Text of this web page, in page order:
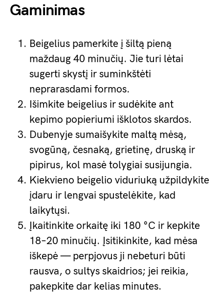
Gaminimas
Beigelius pamerkite į šiltą pieną
maždaug 40 minučių. Jie turi lėtai
sugerti skystį ir suminkštėti
neprarasdami formos.
Išimkite beigelius ir sudėkite ant
kepimo popieriumi išklotos skardos.
Dubenyje sumaišykite maltą mėsą,
svogūną, česnaką, grietinę, druską ir
pipirus, kol masė tolygiai susijungia.
Kiekvieno beigelio viduriuką užpildykite
įdaru ir lengvai spustelėkite, kad
laikytųsi.
Įkaitinkite orkaitę iki 180 °C ir kepkite
18–20 minučių. Įsitikinkite, kad mėsa
iškepė — perpjovus ji nebeturi būti
rausva, o sultys skaidrios; jei reikia,
pakepkite dar kelias minutes.